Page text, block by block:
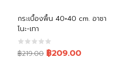
กระเบื้องพื้น 40×40 cm. อาซา
โนะ-เทา
฿219.00
Original ฿209.00
Current
หยิบใส่ตะกร้า